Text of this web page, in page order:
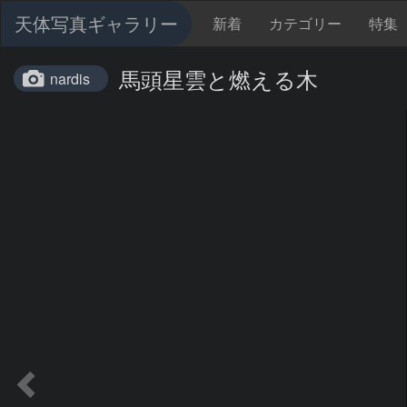
天体写真ギャラリー 新着 カテゴリー 特集
nardis 馬頭星雲と燃える木